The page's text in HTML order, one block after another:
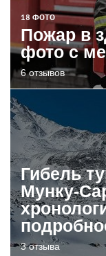
18 ФОТО
Пожар в
фото с
6 отзывов
Гибель
Мунку-
3 отзыва